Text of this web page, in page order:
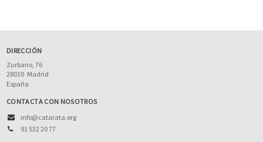
DIRECCIÓN
Zurbano, 76
28010 Madrid
España
CONTACTA CON NOSOTROS
info@catarata.org
91 532 20 77